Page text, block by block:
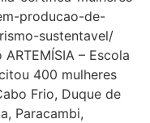
producao-de-
sustentavel/
– Escola
400 mulheres
Frio, Duque de
Paracambi,